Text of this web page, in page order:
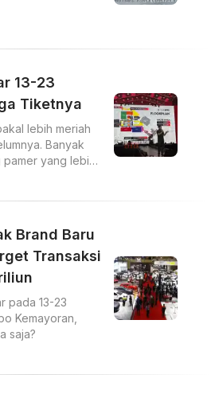
13-23
Tiketnya
lebih meriah
Banyak
yang lebih
Brand Baru
Transaksi
pada 13-23
Kemayoran,
saja?